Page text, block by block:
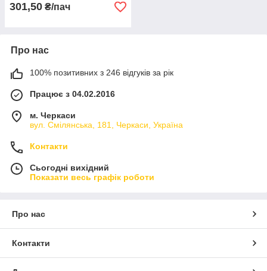
301,50 ₴/пач
Про нас
100% позитивних з 246 відгуків за рік
Працює з 04.02.2016
м. Черкаси
вул. Смілянська, 181, Черкаси, Україна
Контакти
Сьогодні вихідний
Показати весь графік роботи
Про нас
Контакти